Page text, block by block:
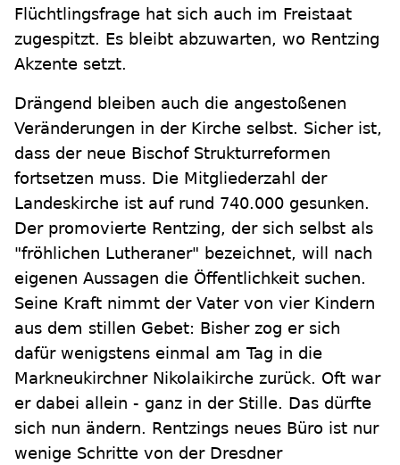
Flüchtlingsfrage hat sich auch im Freistaat
zugespitzt. Es bleibt abzuwarten, wo Rentzing
Akzente setzt.
Drängend bleiben auch die angestoßenen
Veränderungen in der Kirche selbst. Sicher ist,
dass der neue Bischof Strukturreformen
fortsetzen muss. Die Mitgliederzahl der
Landeskirche ist auf rund 740.000 gesunken.
Der promovierte Rentzing, der sich selbst als
"fröhlichen Lutheraner" bezeichnet, will nach
eigenen Aussagen die Öffentlichkeit suchen.
Seine Kraft nimmt der Vater von vier Kindern
aus dem stillen Gebet: Bisher zog er sich
dafür wenigstens einmal am Tag in die
Markneukirchner Nikolaikirche zurück. Oft war
er dabei allein - ganz in der Stille. Das dürfte
sich nun ändern. Rentzings neues Büro ist nur
wenige Schritte von der Dresdner